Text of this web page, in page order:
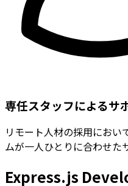
専任スタッフによるサ
リモート人材の採用におい
ムが一人ひとりに合わせた
Express.js